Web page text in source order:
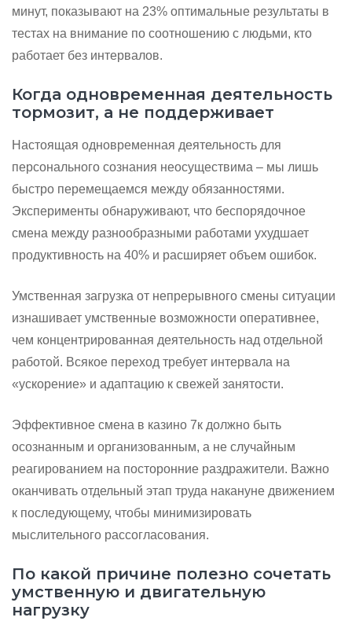
минут, показывают на 23% оптимальные результаты в
тестах на внимание по соотношению с людьми, кто
работает без интервалов.
Когда одновременная деятельность
тормозит, а не поддерживает
Настоящая одновременная деятельность для
персонального сознания неосуществима – мы лишь
быстро перемещаемся между обязанностями.
Эксперименты обнаруживают, что беспорядочное
смена между разнообразными работами ухудшает
продуктивность на 40% и расширяет объем ошибок.
Умственная загрузка от непрерывного смены ситуации
изнашивает умственные возможности оперативнее,
чем концентрированная деятельность над отдельной
работой. Всякое переход требует интервала на
«ускорение» и адаптацию к свежей занятости.
Эффективное смена в казино 7к должно быть
осознанным и организованным, а не случайным
реагированием на посторонние раздражители. Важно
оканчивать отдельный этап труда накануне движением
к последующему, чтобы минимизировать
мыслительного рассогласования.
По какой причине полезно сочетать
умственную и двигательную
нагрузку